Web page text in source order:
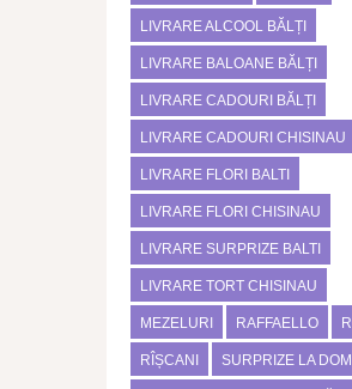
LIVRARE ALCOOL BĂLȚI
LIVRARE BALOANE BĂLȚI
LIVRARE CADOURI BĂLȚI
LIVRARE CADOURI CHISINAU
LIVRARE FLORI BALTI
LIVRARE FLORI CHISINAU
LIVRARE SURPRIZE BALTI
LIVRARE TORT CHISINAU
MEZELURI RAFFAELLO
RÎȘCANI SURPRIZE LA